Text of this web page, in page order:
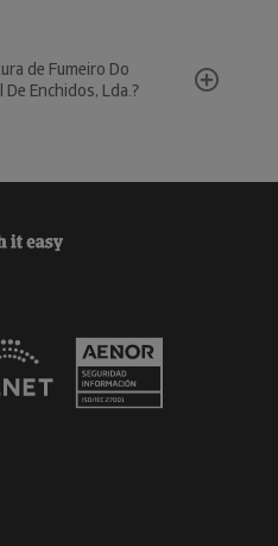
de Fumeiro Do
Enchidos, Lda.?